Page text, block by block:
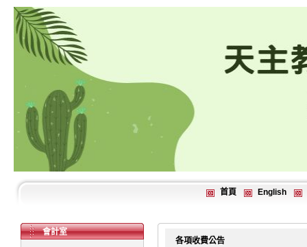
首頁 English
會計室
各項收費公告